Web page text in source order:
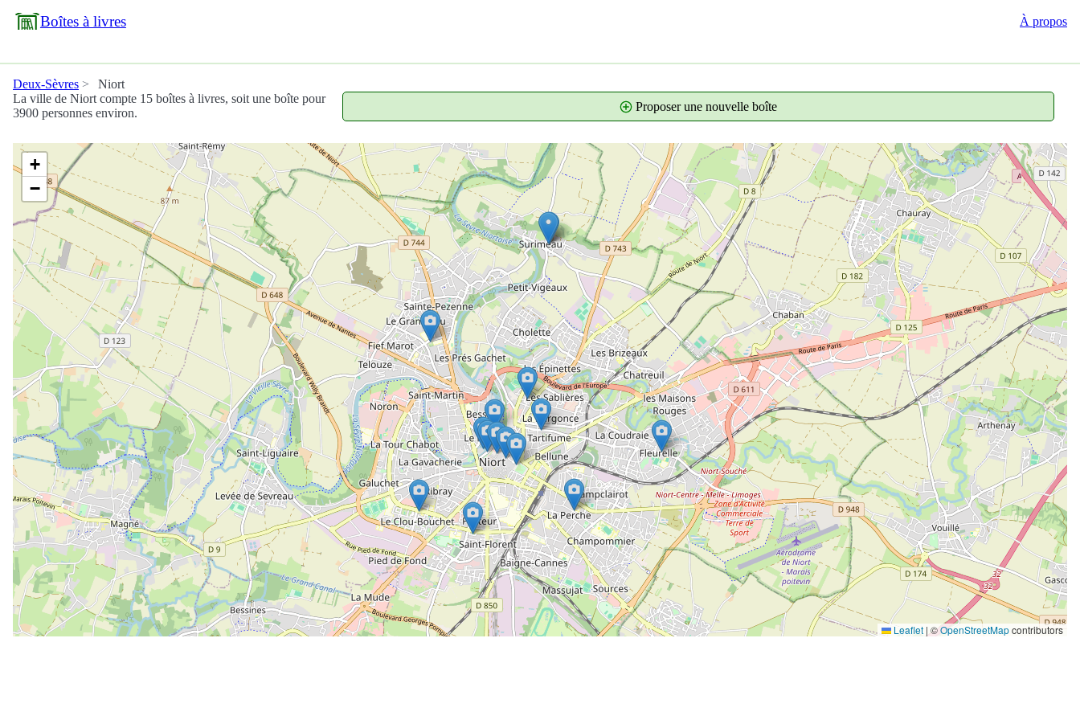
Boîtes à livres À propos
Deux-Sèvres
Niort
La ville de Niort compte 15 boîtes à livres, soit une boîte pour
3900 personnes environ.
Proposer une nouvelle boîte
+
−
Leaflet | ©OpenStreetMapcontributors